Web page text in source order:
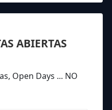
ABIERTAS
Open Days ... NO